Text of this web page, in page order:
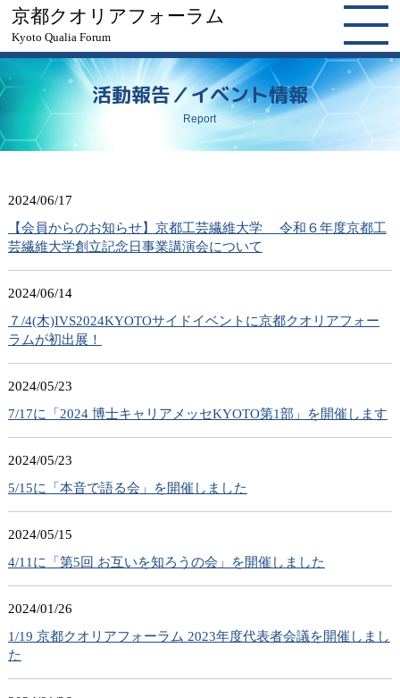
京都クオリアフォーラム
Kyoto Qualia Forum
活動報告／イベント情報
Report
2024/06/17
【会員からのお知らせ】京都工芸繊維大学 令和６年度京都工
芸繊維大学創立記念日事業講演会について
2024/06/14
７/4(木)IVS2024KYOTOサイドイベントに京都クオリアフォー
ラムが初出展！
2024/05/23
7/17に「2024 博士キャリアメッセKYOTO第1部」を開催します
2024/05/23
5/15に「本音で語る会」を開催しました
2024/05/15
4/11に「第5回 お互いを知ろうの会」を開催しました
2024/01/26
1/19 京都クオリアフォーラム 2023年度代表者会議を開催しまし
た